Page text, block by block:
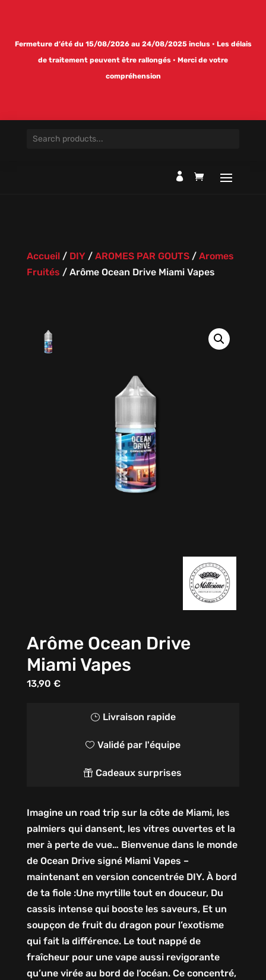
Fermeture d’été du 15/08/2026 au 24/08/2025 inclus • Les délais
de traitement peuvent être rallongés • Merci de votre
compréhension

Accueil/ DIY / AROMES PAR GOUTS/ Aromes
Fruités / Arôme Ocean Drive Miami Vapes
Arôme Ocean Drive
Miami Vapes
13,90 €
} Livraison rapide
 Validé par l'équipe
 Cadeaux surprises
Imagine un road trip sur la côte de Miami, les
palmiers qui dansent, les vitres ouvertes et la
mer à perte de vue… Bienvenue dans le monde
de Ocean Drive signé Miami Vapes –
maintenant en version concentrée DIY. À bord
de ta fiole :Une myrtille tout en douceur, Du
cassis intense qui booste les saveurs, Et un
soupçon de fruit du dragon pour l’exotisme
qui fait la différence. Le tout nappé de
fraîcheur pour une vape aussi revigorante
qu’une virée au bord de l’océan. Ce concentré,